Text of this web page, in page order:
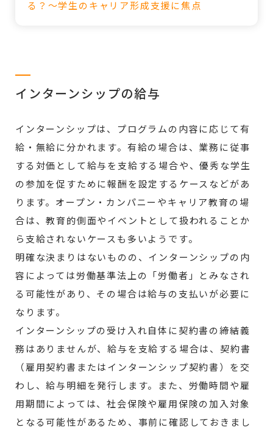
る？～学生のキャリア形成支援に焦点
インターンシップの給与
インターンシップは、プログラムの内容に応じて有
給・無給に分かれます。有給の場合は、業務に従事
する対価として給与を支給する場合や、優秀な学生
の参加を促すために報酬を設定するケースなどがあ
ります。オープン・カンパニーやキャリア教育の場
合は、教育的側面やイベントとして扱われることか
ら支給されないケースも多いようです。
明確な決まりはないものの、インターンシップの内
容によっては労働基準法上の「労働者」とみなされ
る可能性があり、その場合は給与の支払いが必要に
なります。
インターンシップの受け入れ自体に契約書の締結義
務はありませんが、給与を支給する場合は、契約書
（雇用契約書またはインターンシップ契約書）を交
わし、給与明細を発行します。また、労働時間や雇
用期間によっては、社会保険や雇用保険の加入対象
となる可能性があるため、事前に確認しておきまし